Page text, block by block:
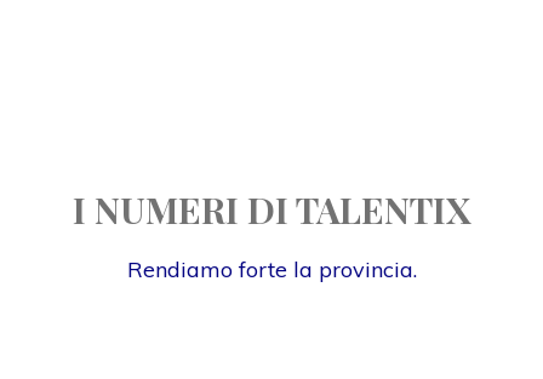
I NUMERI DI TALENTIX
Rendiamo forte la provincia.